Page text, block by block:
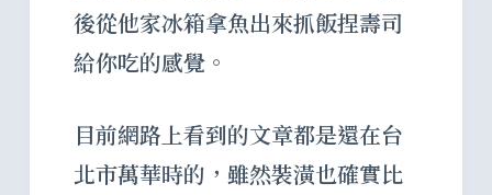
後從他家冰箱拿魚出來抓飯捏壽司
給你吃的感覺。
目前網路上看到的文章都是還在台
北市萬華時的，雖然裝潢也確實比